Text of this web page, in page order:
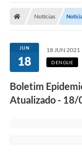
Notícias
JUN
18
18 JUN 2021
DENGUE
Boletim
Atualizado - 18/